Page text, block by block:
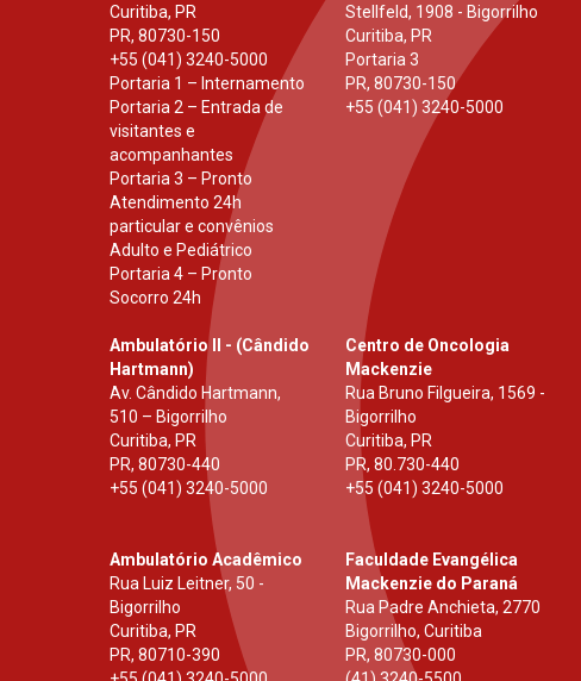
Curitiba, PR
PR, 80730-150
+55 (041) 3240-5000
Portaria 1 – Internamento
Portaria 2 – Entrada de
visitantes e
acompanhantes
Portaria 3 – Pronto
Atendimento 24h
particular e convênios
Adulto e Pediátrico
Portaria 4 – Pronto
Socorro 24h
Stellfeld, 1908 - Bigorrilho
Curitiba, PR
Portaria 3
PR,80730-150
+55 (041) 3240-5000
Ambulatório II - (Cândido
Hartmann)
Av. Cândido Hartmann,
510 – Bigorrilho
Curitiba, PR
PR, 80730-440
+55 (041) 3240-5000
Centro de Oncologia
Mackenzie
Rua Bruno Filgueira, 1569 -
Bigorrilho
Curitiba, PR
PR,80.730-440
+55 (041) 3240-5000
Ambulatório Acadêmico
Rua Luiz Leitner, 50 -
Bigorrilho
Curitiba, PR
PR, 80710-390
Faculdade Evangélica
Mackenzie do Paraná
Rua Padre Anchieta, 2770
Bigorrilho, Curitiba
PR,80730-000